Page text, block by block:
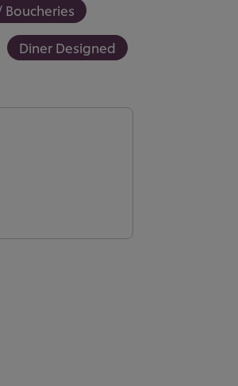
Boucheries
Diner Designed